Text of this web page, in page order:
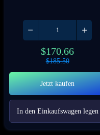
$170.66
$185.50
Jetzt kaufen
In den Einkaufswagen legen